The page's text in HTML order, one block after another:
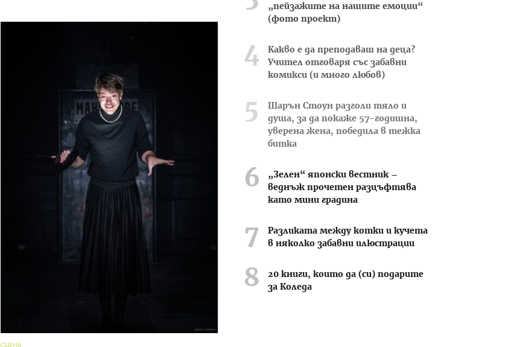
СЦЕНА
„пейзажите на нашите емоции“
(фото проект)
Какво е да преподаваш на деца?
Учител отговаря със забавни
комикси (и много любов)
Шарън Стоун разголи тяло и
душа, за да покаже 57-годишна,
уверена жена, победила в тежка
битка
„Зелен“ японски вестник –
веднъж прочетен разцъфтява
като мини градина
Разликата между котки и кучета
в няколко забавни илюстрации
20 книги, които да (си) подарите
за Коледа